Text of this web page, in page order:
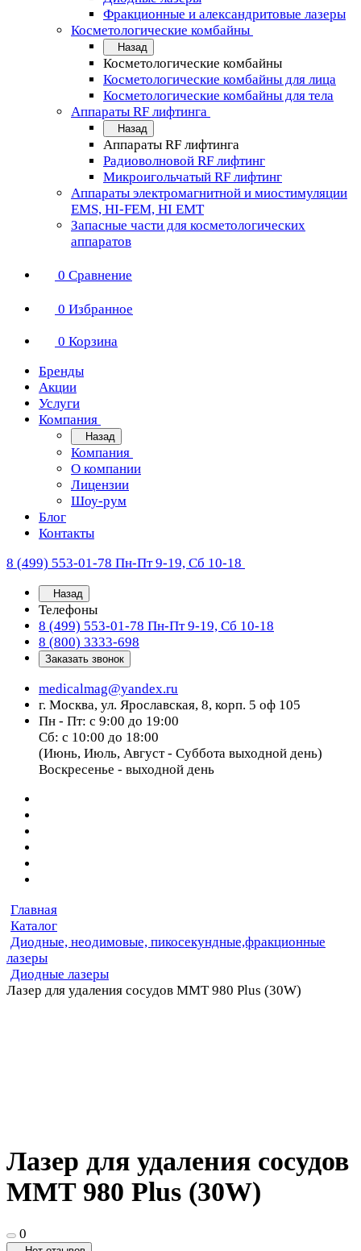
Фракционные и александритовые лазеры
Косметологические комбайны
Назад
Косметологические комбайны
Косметологические комбайны для лица
Косметологические комбайны для тела
Аппараты RF лифтинга
Назад
Аппараты RF лифтинга
Радиоволновой RF лифтинг
Микроигольчатый RF лифтинг
Аппараты электромагнитной и миостимуляции
EMS, HI-FEM, HI EMT
Запасные части для косметологических
аппаратов
0 Сравнение
0 Избранное
0 Корзина
Бренды
Акции
Услуги
Компания
Назад
Компания
О компании
Лицензии
Шоу-рум
Блог
Контакты
8 (499) 553-01-78 Пн-Пт 9-19, Сб 10-18
Назад
Телефоны
8 (499) 553-01-78 Пн-Пт 9-19, Сб 10-18
8 (800) 3333-698
Заказать звонок
medicalmag@yandex.ru
г. Москва, ул. Ярославская, 8, корп. 5 оф 105
Пн - Пт: с 9:00 до 19:00
Сб: с 10:00 до 18:00
(Июнь, Июль, Август - Суббота выходной день)
Воскресенье - выходной день
Главная
Каталог
Диодные, неодимовые, пикосекундные,фракционные
лазеры
Диодные лазеры
Лазер для удаления сосудов MMT 980 Plus (30W)
Лазер для удаления сосудов
MMT 980 Plus (30W)
0